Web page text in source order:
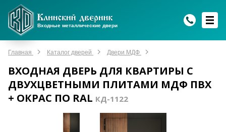
Входные металлические двери
Главная Каталог дверей Двери МДФ
ВХОДНАЯ ДВЕРЬ ДЛЯ КВАРТИРЫ С
ДВУХЦВЕТНЫМИ ПЛИТАМИ МДФ ПВХ
+ ОКРАС ПО RAL КД-1122
Max
Мы онлайн!
WhatsApp
Мы онлайн!
Telegram
Мы онлайн!
Max
Мы онлайн!
WhatsApp
Мы онлайн!